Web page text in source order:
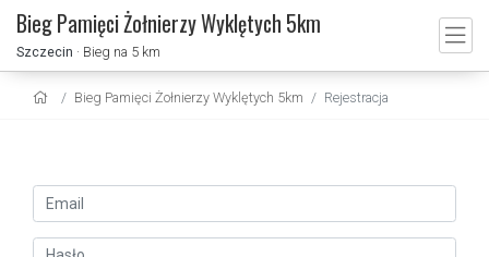
Bieg Pamięci Żołnierzy Wyklętych 5km
Szczecin · Bieg na 5 km
Bieg Pamięci Żołnierzy Wyklętych 5km Rejestracja